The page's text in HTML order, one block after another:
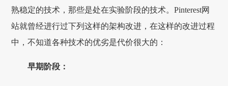
熟稳定的技术，那些是处在实验阶段的技术。Pinterest网
站就曾经进行过下列这样的架构改进，在这样的改进过程
中，不知道各种技术的优劣是代价很大的：
早期阶段：